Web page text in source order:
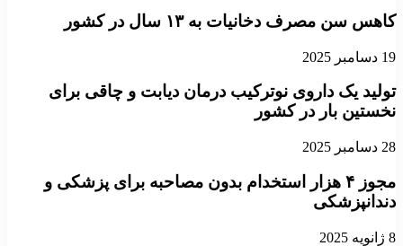
کاهس سن مصرف دخانیات به ۱۳ سال در کشور
19 دسامبر 2025
تولید یک داروی نوترکیب درمان دیابت و چاقی برای
نخستین بار در کشور
28 دسامبر 2025
مجوز ۴ هزار استخدام بدون مصاحبه برای پزشکی و
دندانپزشکی
8 ژانویه 2025